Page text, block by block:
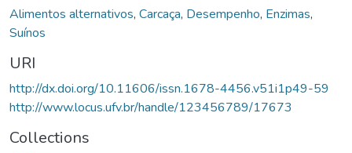
Alimentos alternativos, Carcaça, Desempenho, Enzimas,
Suínos
URI
http://dx.doi.org/10.11606/issn.1678-4456.v51i1p49-59
http://www.locus.ufv.br/handle/123456789/17673
Collections